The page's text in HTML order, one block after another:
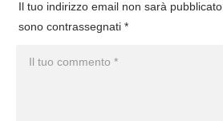
Il tuo indirizzo email non sarà pubblicato.
sono contrassegnati *